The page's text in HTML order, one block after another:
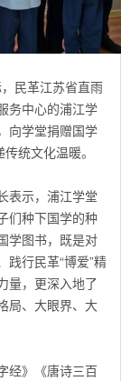
民革江苏省直雨
务中心的浦江学
向学堂捐赠国学
统文化温暖。
表示，浦江学堂
们种下国学的种
学图书，既是对
践行民革“博爱”精
量，更深入地了
局、大眼界、大
经》《唐诗三百